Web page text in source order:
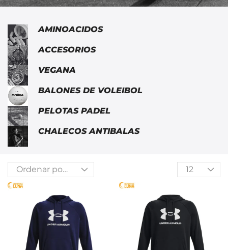
AMINOACIDOS
ACCESORIOS
VEGANA
BALONES DE VOLEIBOL
PELOTAS PADEL
CHALECOS ANTIBALAS